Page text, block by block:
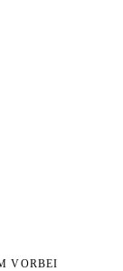
VORBEI